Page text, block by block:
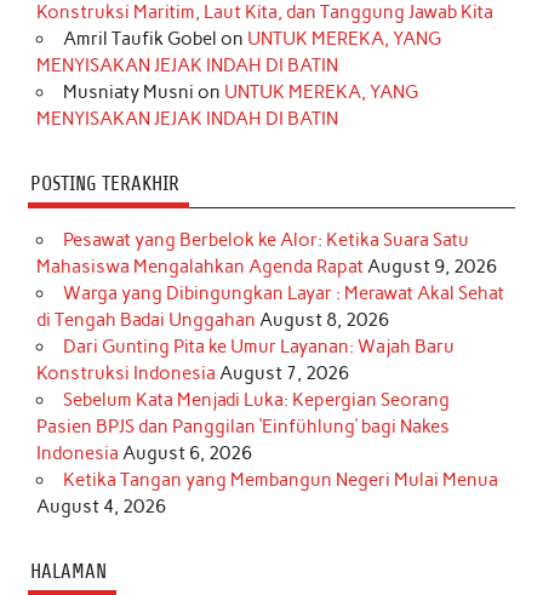
k
a
m
s
t
n
Konstruksi Maritim, Laut Kita, dan Tanggung Jawab Kita
Amril Taufik Gobel on UNTUK MEREKA, YANG
MENYISAKAN JEJAK INDAH DI BATIN
Musniaty Musni on UNTUK MEREKA, YANG
MENYISAKAN JEJAK INDAH DI BATIN
POSTING TERAKHIR
Pesawat yang Berbelok ke Alor: Ketika Suara Satu
Mahasiswa Mengalahkan Agenda RapatAugust 9, 2026
Warga yang Dibingungkan Layar : Merawat Akal Sehat
di Tengah Badai Unggahan August 8, 2026
Dari Gunting Pita ke Umur Layanan: Wajah Baru
Konstruksi Indonesia August 7, 2026
Sebelum Kata Menjadi Luka: Kepergian Seorang
Pasien BPJS dan Panggilan ‘Einfühlung’ bagi Nakes
Indonesia August 6, 2026
Ketika Tangan yang Membangun Negeri Mulai Menua
August 4, 2026
HALAMAN